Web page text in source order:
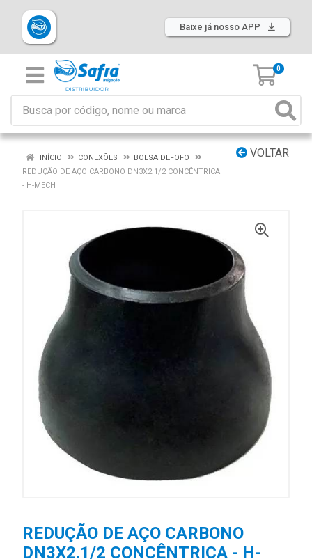
Baixe já nosso APP
0
VOLTAR
INÍCIO CONEXÕES
BOLSA DEFOFO
REDUÇÃO DE AÇO CARBONO DN3X2.1/2 CONCÊNTRICA
- H-MECH
REDUÇÃO DE AÇO CARBONO
DN3X2.1/2 CONCÊNTRICA - H-